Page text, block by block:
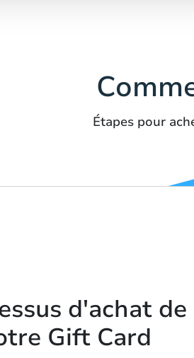
Étapes pour
d'achat de
Gift Card